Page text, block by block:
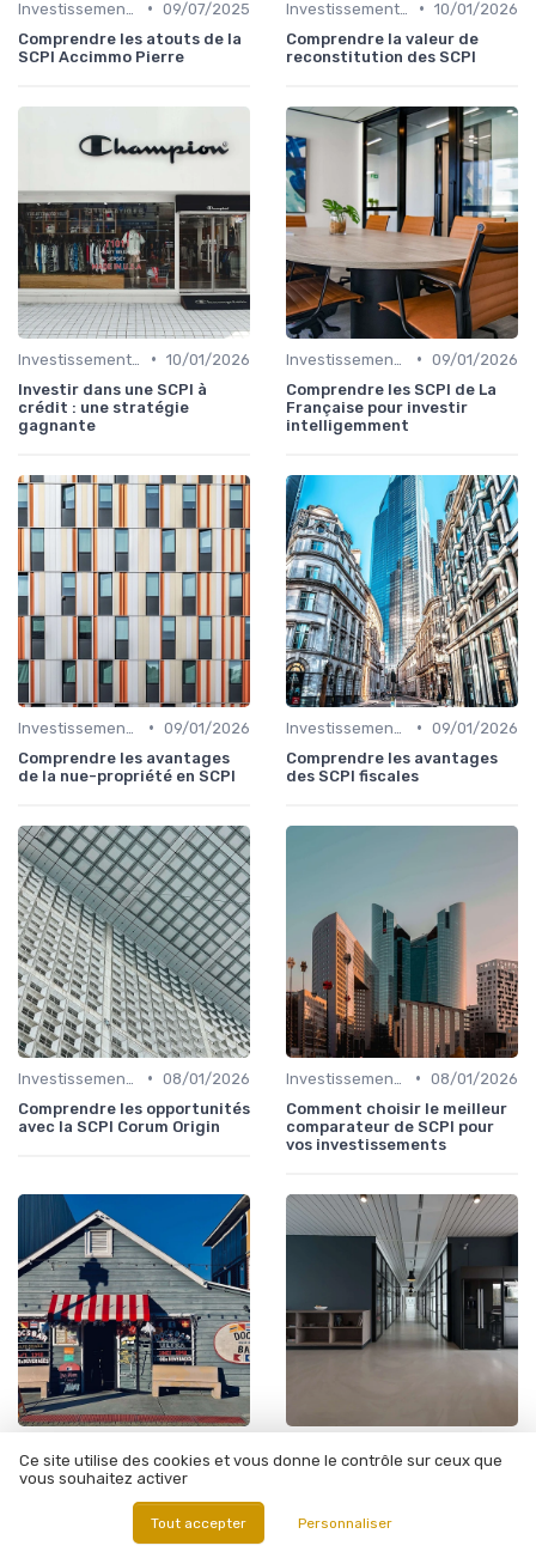
• 09/07/2025
Comprendre les atouts de la
SCPI Accimmo Pierre
• 10/01/2026
Comprendre la valeur de
reconstitution des SCPI
• 10/01/2026
Investir dans une SCPI à
crédit : une stratégie
gagnante
• 09/01/2026
Comprendre les SCPI de La
Française pour investir
intelligemment
• 09/01/2026
Comprendre les avantages
de la nue-propriété en SCPI
• 09/01/2026
Comprendre les avantages
des SCPI fiscales
• 08/01/2026
Comprendre les opportunités
avec la SCPI Corum Origin
• 08/01/2026
Comment choisir le meilleur
comparateur de SCPI pour
vos investissements
Comment bien comparer les
Ce site utilise des cookies et vous donne le contrôle sur ceux que
vous souhaitez activer
Tout accepter Personnaliser